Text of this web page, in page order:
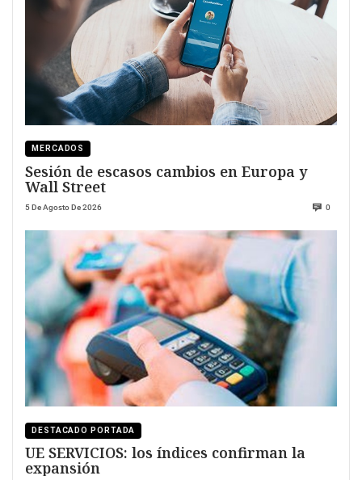
MERCADOS
Sesión de escasos cambios en Europa y
Wall Street
5 De Agosto De 2026 0
DESTACADO PORTADA
UE SERVICIOS: los índices confirman la
expansión